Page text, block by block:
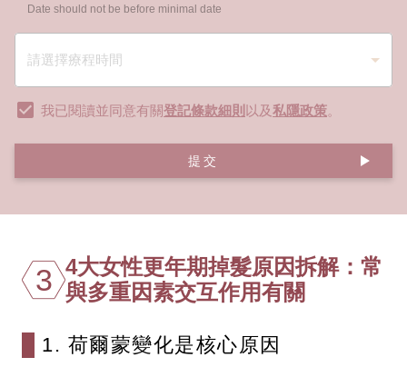
Date should not be before minimal date
我已閱讀並同意有關登記條款細則 以及私隱政策。
提交
3 4大女性更年期掉髮原因拆解：常
與多重因素交互作用有關
1. 荷爾蒙變化是核心原因